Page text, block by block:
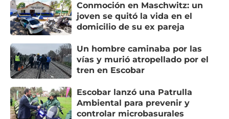
Conmoción en Maschwitz: un
joven se quitó la vida en el
domicilio de su ex pareja
Un hombre caminaba por las
vías y murió atropellado por el
tren en Escobar
Escobar lanzó una Patrulla
Ambiental para prevenir y
controlar microbasurales